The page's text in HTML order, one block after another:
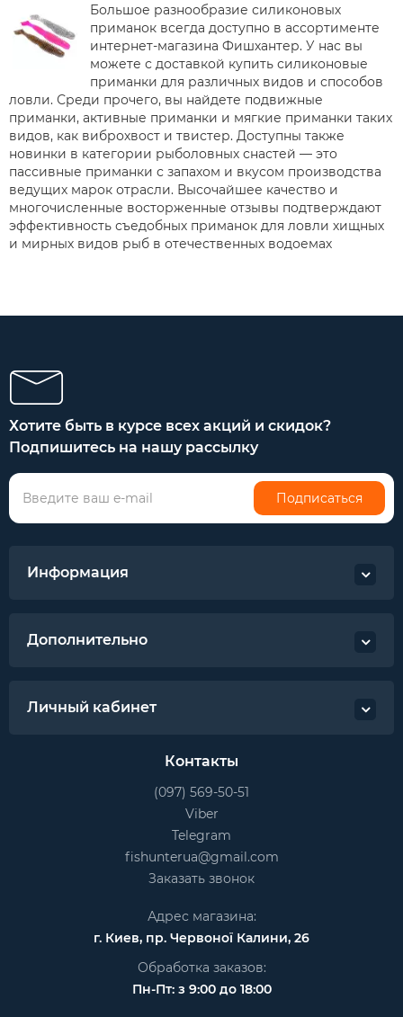
Большое разнообразие силиконовых
приманок всегда доступно в ассортименте
интернет-магазина Фишхантер. У нас вы
можете с доставкой купить силиконовые
приманки для различных видов и способов
ловли. Среди прочего, вы найдете подвижные
приманки, активные приманки и мягкие приманки таких
видов, как виброхвост и твистер. Доступны также
новинки в категории рыболовных снастей — это
пассивные приманки с запахом и вкусом производства
ведущих марок отрасли. Высочайшее качество и
многочисленные восторженные отзывы подтверждают
эффективность съедобных приманок для ловли хищных
и мирных видов рыб в отечественных водоемах
Хотите быть в курсе всех акций и скидок?
Подпишитесь на нашу рассылку
Подписаться
Информация
Дополнительно
Личный кабинет
Контакты
(097) 569-50-51
Viber
Telegram
fishunterua@gmail.com
Заказать звонок
Адрес магазина:
г. Киев, пр. Червоної Калини, 26
Обработка заказов:
Пн-Пт: з 9:00 до 18:00